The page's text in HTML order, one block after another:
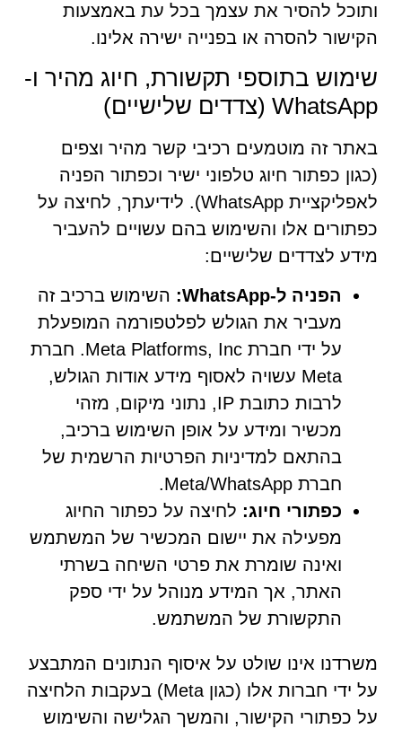
ותוכל להסיר את עצמך בכל עת באמצעות
הקישור להסרה או בפנייה ישירה אלינו.
שימוש בתוספי תקשורת, חיוג מהיר ו-
WhatsApp (צדדים שלישיים)
באתר זה מוטמעים רכיבי קשר מהיר וצפים
(כגון כפתור חיוג טלפוני ישיר וכפתור הפניה
לאפליקציית WhatsApp). לידיעתך, לחיצה על
כפתורים אלו והשימוש בהם עשויים להעביר
מידע לצדדים שלישיים:
הפניה ל-WhatsApp:
השימוש ברכיב זה
מעביר את הגולש לפלטפורמה המופעלת
על ידי חברת Meta Platforms, Inc. חברת
Meta עשויה לאסוף מידע אודות הגולש,
לרבות כתובת IP, נתוני מיקום, מזהי
מכשיר ומידע על אופן השימוש ברכיב,
בהתאם למדיניות הפרטיות הרשמית של
חברת Meta/WhatsApp.
כפתורי חיוג: לחיצה על כפתור החיוג
מפעילה את יישום המכשיר של המשתמש
ואינה שומרת את פרטי השיחה בשרתי
האתר, אך המידע מנוהל על ידי ספק
התקשורת של המשתמש.
משרדנו אינו שולט על איסוף הנתונים המתבצע
על ידי חברות אלו (כגון Meta) בעקבות הלחיצה
על כפתורי הקישור, והמשך הגלישה והשימוש